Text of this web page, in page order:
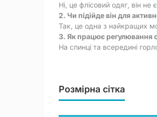
Ні, це флісовий одяг, він
2. Чи підійде він для
Так, це одна з найкращих
3. Як працює регулювання
На спинці та всередині
Розмірна сітка